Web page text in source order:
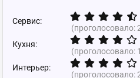
Сервис:
(проголосовало:
Кухня:
(проголосовало: 1
Интерьер:
(проголосовало: